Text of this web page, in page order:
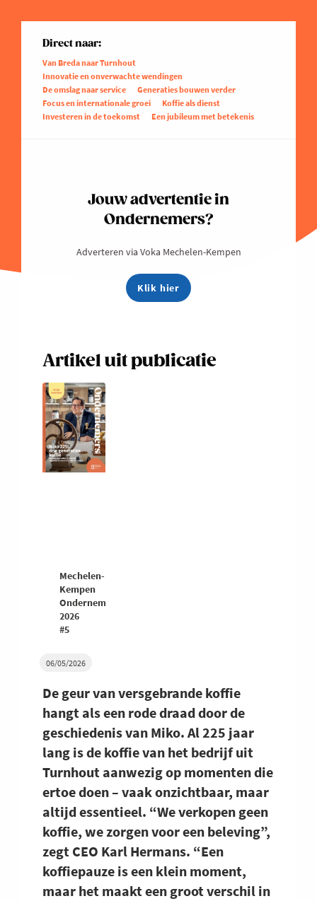
Direct naar:
Van Breda naar Turnhout
Innovatie en onverwachte wendingen
De omslag naar service
Generaties bouwen verder
Focus en internationale groei
Koffie als dienst
Investeren in de toekomst
Een jubileum met betekenis
06/05/2026
De geur van versgebrande koffie
hangt als een rode draad door de
geschiedenis van Miko. Al 225 jaar
lang is de koffie van het bedrijf uit
Turnhout aanwezig op momenten die
ertoe doen – vaak onzichtbaar, maar
altijd essentieel. “We verkopen geen
koffie, we zorgen voor een beleving”,
zegt CEO Karl Hermans. “Een
koffiepauze is een klein moment,
maar het maakt een groot verschil in
Jouw advertentie in
Ondernemers?
Adverteren via Voka Mechelen-Kempen
Klik hier
Artikel uit publicatie
Mechelen-
Kempen
Ondernemers
2026
#5